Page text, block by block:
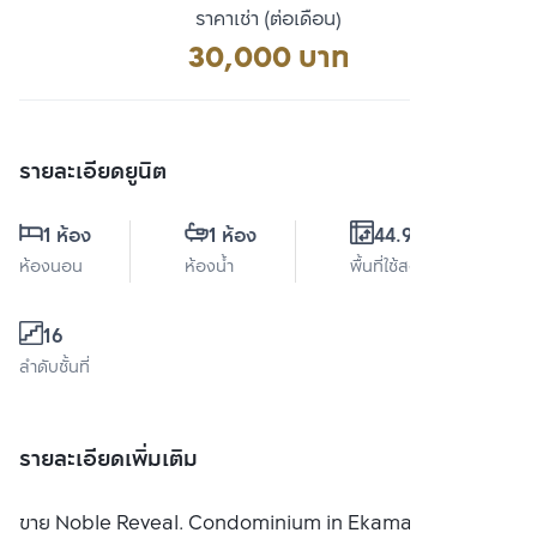
ราคาเช่า (ต่อเดือน)
30,000 บาท
รายละเอียดยูนิต
1 ห้อง
ห้องนอน
1 ห้อง
ห้องน้ำ
44.95 ตร.ม.
พื้นที่ใช้สอย
16
ลำดับชั้นที่
รายละเอียดเพิ่มเติม
ขาย Noble Reveal. Condominium in Ekamai (Suk. 63)